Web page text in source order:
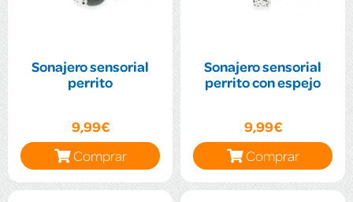
Sonajero sensorial
perrito
9,99€
Comprar
Sonajero sensorial
perrito con espejo
9,99€
Comprar